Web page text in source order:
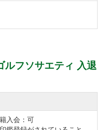
150,000（税別） ゴー
料を改定します。
330,000円（税込）
ルフソサエティ 入退
会：可